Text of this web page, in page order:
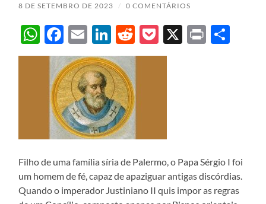
8 DE SETEMBRO DE 2023 / 0 COMENTÁRIOS
WhatsApp
Facebook
EmailLinkedIn
Reddit
Pocket
X Print
Filho de uma família síria de Palermo, o Papa Sérgio I foi
um homem de fé, capaz de apaziguar antigas discórdias.
Quando o imperador Justiniano II quis impor as regras